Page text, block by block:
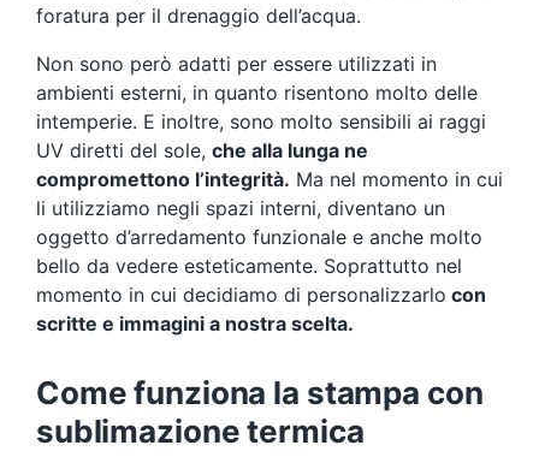
foratura per il drenaggio dell’acqua.
Non sono però adatti per essere utilizzati in
ambienti esterni, in quanto risentono molto delle
intemperie. E inoltre, sono molto sensibili ai raggi
UV diretti del sole, che alla lunga ne
compromettono l’integrità. Ma nel momento in cui
li utilizziamo negli spazi interni, diventano un
oggetto d’arredamento funzionale e anche molto
bello da vedere esteticamente. Soprattutto nel
momento in cui decidiamo di personalizzarlo con
scritte e immagini a nostra scelta.
Come funziona la stampa con
sublimazione termica